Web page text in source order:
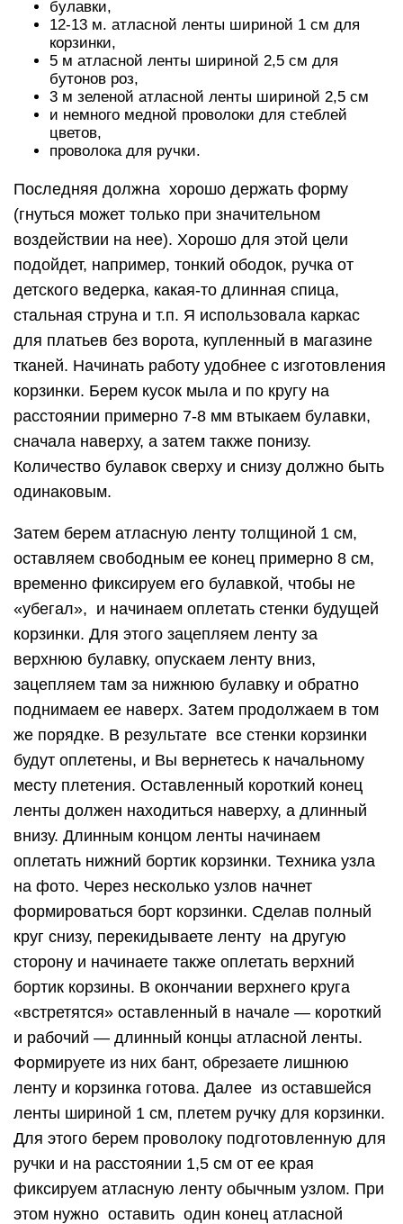
булавки,
12-13 м. атласной ленты шириной 1 см для
корзинки,
5 м атласной ленты шириной 2,5 см для
бутонов роз,
3 м зеленой атласной ленты шириной 2,5 см
и немного медной проволоки для стеблей
цветов,
проволока для ручки.
Последняя должна хорошо держать форму
(гнуться может только при значительном
воздействии на нее). Хорошо для этой цели
подойдет, например, тонкий ободок, ручка от
детского ведерка, какая-то длинная спица,
стальная струна и т.п. Я использовала каркас
для платьев без ворота, купленный в магазине
тканей. Начинать работу удобнее с изготовления
корзинки. Берем кусок мыла и по кругу на
расстоянии примерно 7-8 мм втыкаем булавки,
сначала наверху, а затем также понизу.
Количество булавок сверху и снизу должно быть
одинаковым.
Затем берем атласную ленту толщиной 1 см,
оставляем свободным ее конец примерно 8 см,
временно фиксируем его булавкой, чтобы не
«убегал», и начинаем оплетать стенки будущей
корзинки. Для этого зацепляем ленту за
верхнюю булавку, опускаем ленту вниз,
зацепляем там за нижнюю булавку и обратно
поднимаем ее наверх. Затем продолжаем в том
же порядке. В результате все стенки корзинки
будут оплетены, и Вы вернетесь к начальному
месту плетения. Оставленный короткий конец
ленты должен находиться наверху, а длинный
внизу. Длинным концом ленты начинаем
оплетать нижний бортик корзинки. Техника узла
на фото. Через несколько узлов начнет
формироваться борт корзинки. Сделав полный
круг снизу, перекидываете ленту на другую
сторону и начинаете также оплетать верхний
бортик корзины. В окончании верхнего круга
«встретятся» оставленный в начале — короткий
и рабочий — длинный концы атласной ленты.
Формируете из них бант, обрезаете лишнюю
ленту и корзинка готова. Далее из оставшейся
ленты шириной 1 см, плетем ручку для корзинки.
Для этого берем проволоку подготовленную для
ручки и на расстоянии 1,5 см от ее края
фиксируем атласную ленту обычным узлом. При
этом нужно оставить один конец атласной